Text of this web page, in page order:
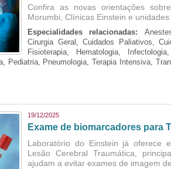
Confira as novas orientações
Morumbi, Clínicas Einstein e
Especialidades relacionadas:
Cirurgia Geral, Cuidados Paliativos,
Fisioterapia, Hematologia,
Pediatria, Pneumologia, Terapia Intensiva,
19/12/2025
Exame de biomarcadores para
Laboratório do Einstein já oferece
Lesão Cerebral Traumática,
ajudam a evitar exames de imagem